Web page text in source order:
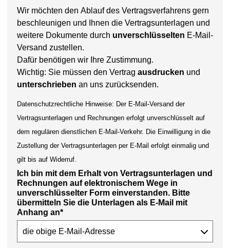
Wir möchten den Ablauf des Vertragsverfahrens gern
beschleunigen und Ihnen die Vertragsunterlagen und
weitere Dokumente durch unverschlüsselten E-Mail-
Versand zustellen.
Dafür benötigen wir Ihre Zustimmung.
Wichtig: Sie müssen den Vertrag ausdrucken und
unterschrieben an uns zurücksenden.
Datenschutzrechtliche Hinweise: Der E-Mail-Versand der
Vertragsunterlagen und Rechnungen erfolgt unverschlüsselt auf
dem regulären dienstlichen E-Mail-Verkehr. Die Einwilligung in die
Zustellung der Vertragsunterlagen per E-Mail erfolgt einmalig und
gilt bis auf Widerruf.
Ich bin mit dem Erhalt von Vertragsunterlagen und
Rechnungen auf elektronischem Wege in
unverschlüsselter Form einverstanden. Bitte
übermitteln Sie die Unterlagen als E-Mail mit
Anhang an*